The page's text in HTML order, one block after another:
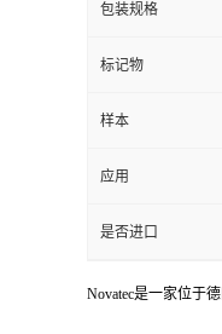
包装规格
标记物
样本
应用
是否进口
Novatec是一家位于